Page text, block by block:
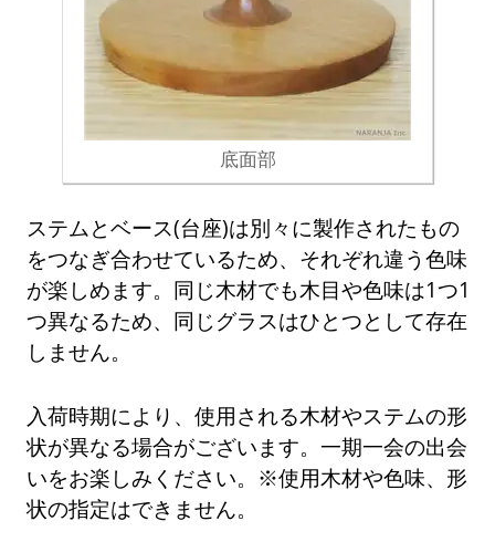
底面部
ステムとベース(台座)は別々に製作されたもの
をつなぎ合わせているため、それぞれ違う色味
が楽しめます。同じ木材でも木目や色味は1つ1
つ異なるため、同じグラスはひとつとして存在
しません。
入荷時期により、使用される木材やステムの形
状が異なる場合がございます。一期一会の出会
いをお楽しみください。※使用木材や色味、形
状の指定はできません。